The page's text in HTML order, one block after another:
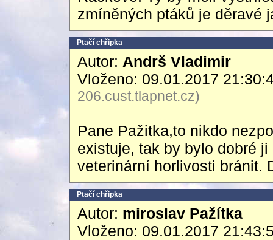
zmíněných ptáků je děravé
Ptačí chřipka
Autor: Andrš Vladimir
Vloženo: 09.01.2017
206.cust.tlapnet.cz)
Pane Pažitka,to nikdo
existuje, tak by bylo dobré
veterinární horlivosti bránit.
Ptačí chřipka
Autor: miroslav Pažítka
Vloženo: 09.01.2017